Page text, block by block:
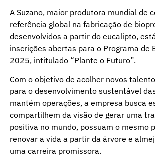
A Suzano, maior produtora mundial de
referência global na fabricação de
desenvolvidos a partir do eucalipto,
inscrições abertas para o Programa de
2025, intitulado “Plante o Futuro”.
Com o objetivo de acolher novos
para o desenvolvimento sustentável
mantém operações, a empresa busca
compartilhem da visão de gerar uma
positiva no mundo, possuam o mesmo
renovar a vida a partir da árvore e
uma carreira promissora.